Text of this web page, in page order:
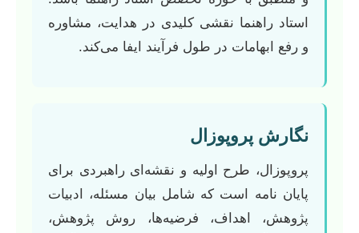
استاد راهنما نقشی کلیدی در هدایت، مشاوره
و رفع ابهامات در طول فرآیند ایفا می‌کند.
نگارش پروپوزال
پروپوزال، طرح اولیه و نقشه‌ای راهبردی برای
پایان نامه است که شامل بیان مسئله، ادبیات
پژوهش، اهداف، فرضیه‌ها، روش پژوهش،